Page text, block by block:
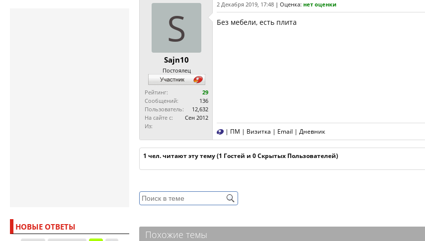
НОВЫЕ ОТВЕТЫ
S
Sajn10
Постоялец
Рейтинг:
29
Сообщений:
136
Пользователь:
12,632
На сайте с:
Сен 2012
Из:
2 Декабря 2019, 17:48 | Оценка: нет оценки
Без мебели, есть плита
| ПМ | Визитка | Email | Дневник
1 чел. читают эту тему (1 Гостей и 0 Скрытых Пользователей)
Похожие темы